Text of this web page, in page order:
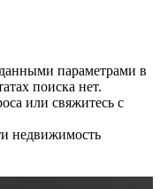
параметрами в
поиска нет.
или свяжитесь с
недвижимость